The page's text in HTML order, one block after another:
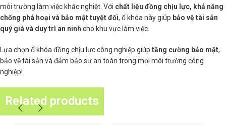
môi trường làm việc khắc nghiệt. Với chất liệu đồng chịu lực, khả năng
chống phá hoại và bảo mật tuyệt đối, ổ khóa này giúp bảo vệ tài sản
quý giá và duy trì an ninh cho khu vực làm việc.
Lựa chọn ổ khóa đồng chịu lực công nghiệp giúptăng cường bảo mật,
bảo vệ tài sản và đảm bảo sự an toàn trong mọi môi trường công
nghiệp!
Related products